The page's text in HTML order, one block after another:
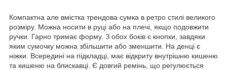
Компактна але вмістка трендова сумка в ретро стилі великого
розміру. Можна носити в руці або на плечі, якщо подовжити
ручки. Гарно тримає форму. З обох боків є кнопки, завдяки
яким сумочку можна збільшити або зменшити. На денці є
ніжки. Всередині на підкладці, має відкриту внутрішню кишеню
та кишеню на блискавці. Є довгий ремінь, що регулюється